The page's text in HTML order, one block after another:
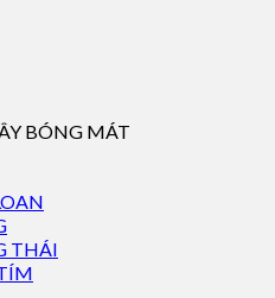
BÓNG MÁT
THÁI